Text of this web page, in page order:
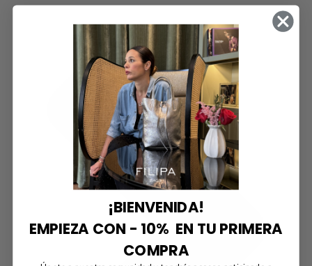
¡BIENVENIDA!
EMPIEZA CON - 10% EN TU PRIMERA
COMPRA